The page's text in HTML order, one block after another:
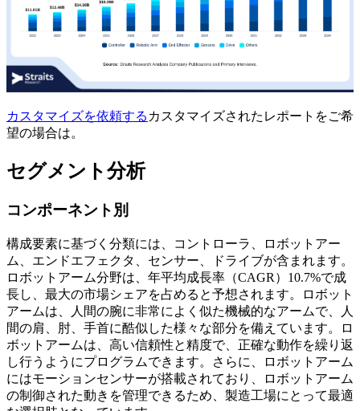
カスタマイズを依頼する カスタマイズされたレポートをご希
望の場合は。
セグメント分析
コンポーネント別
構成要素に基づく分類には、コントローラ、ロボットアー
ム、エンドエフェクタ、センサー、ドライブが含まれます。
ロボットアーム分野は、年平均成長率（CAGR）10.7%で成
長し、最大の市場シェアを占めると予想されます。ロボット
アームは、人間の腕に非常によく似た機械的なアームで、人
間の肩、肘、手首に酷似した様々な部分を備えています。ロ
ボットアームは、高い信頼性と精度で、正確な動作を繰り返
し行うようにプログラムできます。さらに、ロボットアーム
にはモーションセンサーが搭載されており、ロボットアーム
の制御された動きを管理できるため、製造工場にとって最適